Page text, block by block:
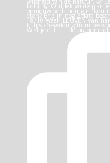
Wist je dat… …de brandnetel